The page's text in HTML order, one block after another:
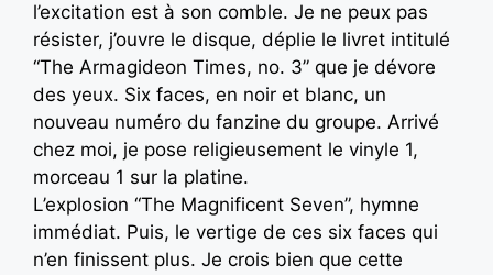
l’excitation est à son comble. Je ne peux pas
résister, j’ouvre le disque, déplie le livret intitulé
“The Armagideon Times, no. 3” que je dévore
des yeux. Six faces, en noir et blanc, un
nouveau numéro du fanzine du groupe. Arrivé
chez moi, je pose religieusement le vinyle 1,
morceau 1 sur la platine.
L’explosion “The Magnificent Seven”, hymne
immédiat. Puis, le vertige de ces six faces qui
n’en finissent plus. Je crois bien que cette